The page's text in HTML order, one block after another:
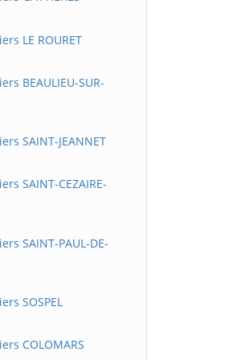
LE ROURET
BEAULIEU-SUR-
SAINT-JEANNET
SAINT-CEZAIRE-
SAINT-PAUL-DE-
SOSPEL
COLOMARS